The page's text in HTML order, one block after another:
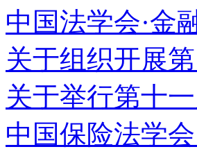
中国法学会·金
关于组织开展
关于举行第十
中国保险法学